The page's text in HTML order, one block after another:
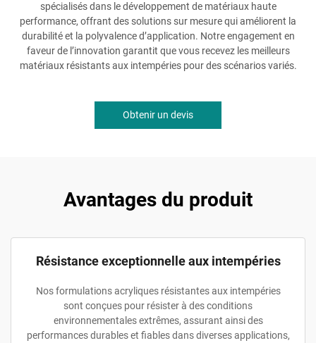
spécialisés dans le développement de matériaux haute
performance, offrant des solutions sur mesure qui améliorent la
durabilité et la polyvalence d’application. Notre engagement en
faveur de l’innovation garantit que vous recevez les meilleurs
matériaux résistants aux intempéries pour des scénarios variés.
Obtenir un devis
Avantages du produit
Résistance exceptionnelle aux intempéries
Nos formulations acryliques résistantes aux intempéries
sont conçues pour résister à des conditions
environnementales extrêmes, assurant ainsi des
performances durables et fiables dans diverses applications,